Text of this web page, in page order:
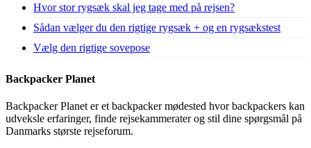
Hvor stor rygsæk skal jeg tage med på rejsen?
Sådan vælger du den rigtige rygsæk + og en rygsækstest
Vælg den rigtige sovepose
Backpacker Planet
Backpacker Planet er et backpacker mødested hvor backpackers kan
udveksle erfaringer, finde rejsekammerater og stil dine spørgsmål på
Danmarks største rejseforum.